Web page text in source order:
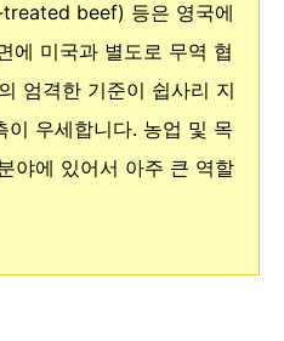
beef) 등은 영국에
에 미국과 별도로 무역 협
엄격한 기준이 쉽사리 지
이 우세합니다. 농업 및 목
야에 있어서 아주 큰 역할